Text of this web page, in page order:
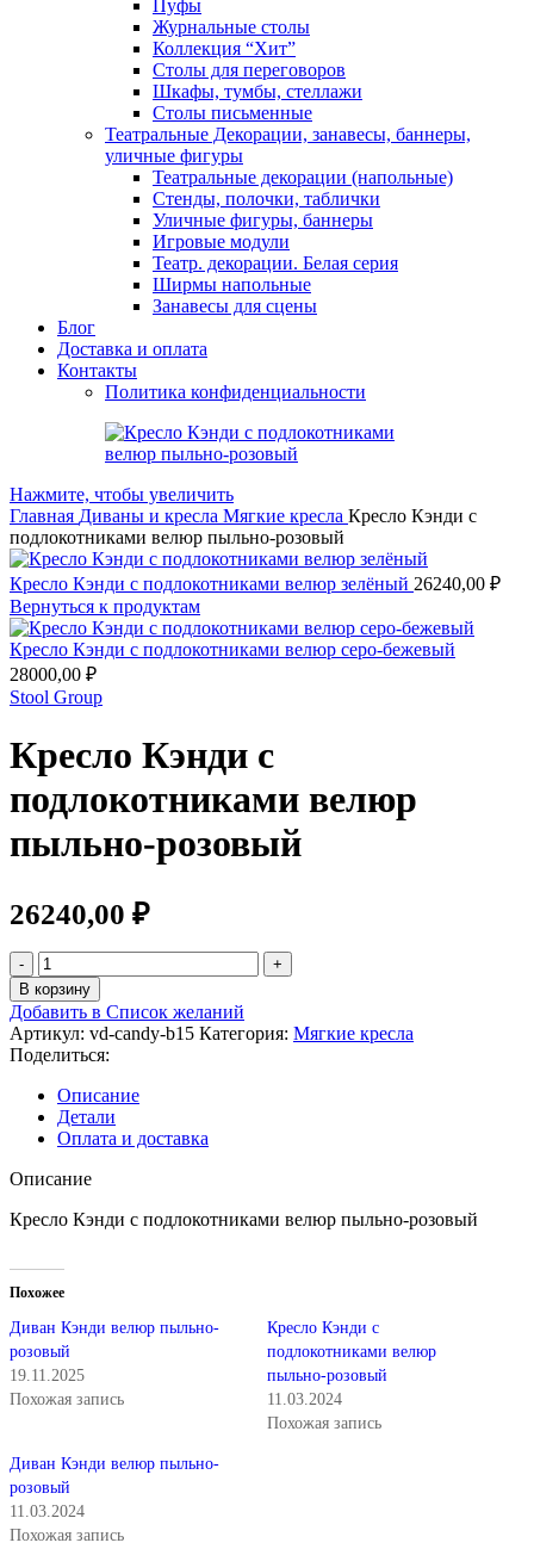
Пуфы
Журнальные столы
Коллекция “Хит”
Столы для переговоров
Шкафы, тумбы, стеллажи
Столы письменные
Театральные Декорации, занавесы, баннеры,
уличные фигуры
Театральные декорации (напольные)
Стенды, полочки, таблички
Уличные фигуры, баннеры
Игровые модули
Театр. декорации. Белая серия
Ширмы напольные
Занавесы для сцены
Блог
Доставка и оплата
Контакты
Политика конфиденциальности
Нажмите, чтобы увеличить
Главная Диваны и кресла Мягкие кресла Кресло Кэнди с
подлокотниками велюр пыльно-розовый
Кресло Кэнди с подлокотниками велюр зелёный 26240,00 ₽
Вернуться к продуктам
Кресло Кэнди с подлокотниками велюр серо-бежевый
28000,00 ₽
Stool Group
Кресло Кэнди с
подлокотниками велюр
пыльно-розовый
26240,00 ₽
В корзину
Добавить в Список желаний
Артикул: vd-candy-b15 Категория: Мягкие кресла
Поделиться:
Описание
Детали
Оплата и доставка
Описание
Кресло Кэнди с подлокотниками велюр пыльно-розовый
Похожее
Диван Кэнди велюр пыльно-
розовый
19.11.2025
Похожая запись
Кресло Кэнди с
подлокотниками велюр
пыльно-розовый
11.03.2024
Похожая запись
Диван Кэнди велюр пыльно-
розовый
11.03.2024
Похожая запись